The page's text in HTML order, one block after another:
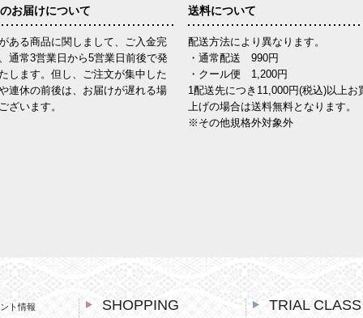
お届けについて
ある商品に関しまして、ご入金完
通常3営業日から5営業日前後で発
します。但し、ご注文が集中した
連休の前後は、お届けが遅れる場
ざいます。
送料について
配送方法により異なります。
・通常配送 990円
・クール便 1,200円
1配送先につき11,000円(税込)以上お
上げの場合は送料無料となります。
※その他規格外対象外
ト情報
SHOPPING TRIAL CLASS